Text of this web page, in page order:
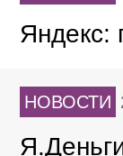
Яндекс:
НОВОСТИ